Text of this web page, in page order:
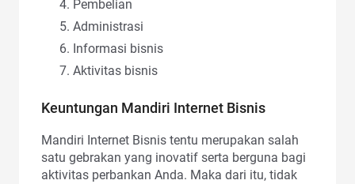
Pembelian
Administrasi
Informasi bisnis
Aktivitas bisnis
Keuntungan Mandiri Internet Bisnis
Mandiri Internet Bisnis tentu merupakan salah
satu gebrakan yang inovatif serta berguna bagi
aktivitas perbankan Anda. Maka dari itu, tidak